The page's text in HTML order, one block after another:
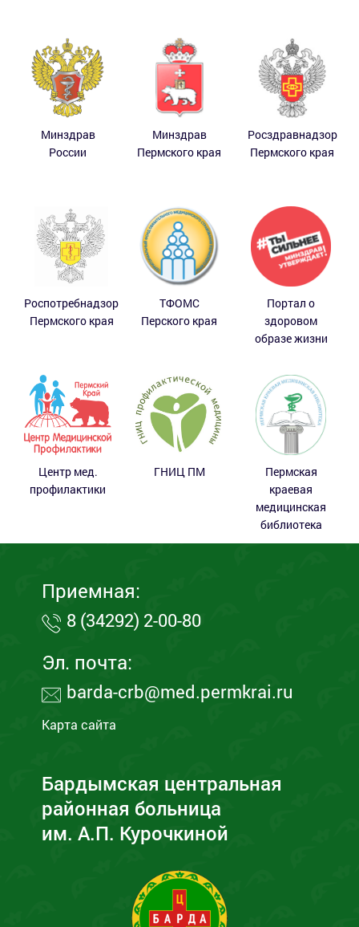
Минздрав
России
Минздрав
Пермского края
Росздравнадзор
Пермского края
Роспотребнадзор
Пермского края
ТФОМС
Перского края
Портал о
здоровом
образе жизни
Центр мед.
профилактики
ГНИЦ ПМ
Пермская
краевая
медицинская
библиотека
Приемная:
8 (34292) 2-00-80
Эл. почта:
barda-crb@med.permkrai.ru
Карта сайта
Бардымская центральная
районная больница
им. А.П. Курочкиной